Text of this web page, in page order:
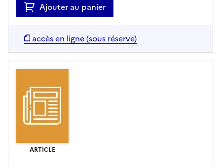
Ajouter au panier
accès en ligne (sous réserve)
ARTICLE